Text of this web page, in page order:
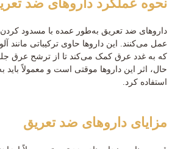
نحوه عملکرد داروهای ضد
داروهای ضد تعریق به‌طور عمده با مسدود
عمل می‌کنند. این داروها حاوی ترکیباتی مانند
که به غدد عرق کمک می‌کند تا از ترشح عرق
حال، اثر این داروها موقتی است و معمولاً باید
استفاده کرد.
مزایای داروهای ضد تعریق